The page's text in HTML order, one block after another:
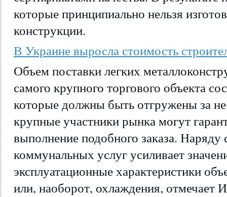
которые принципиально нельзя
конструкции.
В Украине выросла стоимость
Объем поставки легких
самого крупного торгового объекта
которые должны быть отгружены за
крупные участники рынка могут
выполнение подобного заказа.
коммунальных услуг усиливает
эксплуатационные характеристики
или, наоборот, охлаждения, отмечает